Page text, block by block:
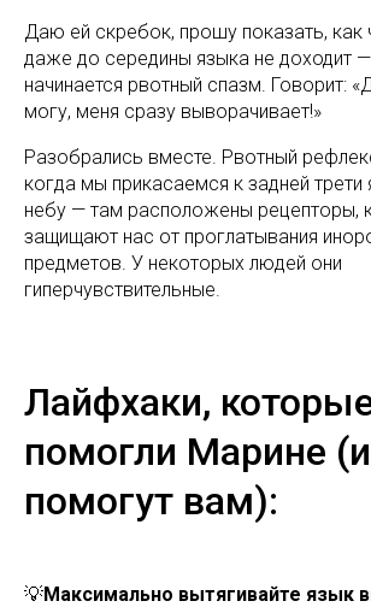
Даю ей скребок, прошу показать, как
даже до середины языка не доходит
начинается рвотный спазм. Говорит:
могу, меня сразу выворачивает!»
Разобрались вместе. Рвотный
когда мы прикасаемся к задней
небу — там расположены рецепторы,
защищают нас от проглатывания
предметов. У некоторых людей они
гиперчувствительные.
Лайфхаки,
помогли Марине (и
помогут вам):
💡Максимально вытягивайте язык